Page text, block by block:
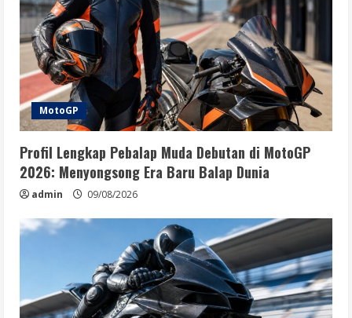
MotoGP
Profil Lengkap Pebalap Muda Debutan di MotoGP
2026: Menyongsong Era Baru Balap Dunia
admin 09/08/2026